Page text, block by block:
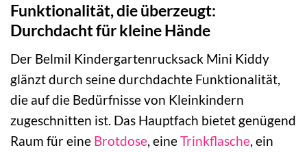
Funktionalität, die überzeugt:
Durchdacht für kleine Hände
Der Belmil Kindergartenrucksack Mini Kiddy
glänzt durch seine durchdachte Funktionalität,
die auf die Bedürfnisse von Kleinkindern
zugeschnitten ist. Das Hauptfach bietet genügend
Raum für eine Brotdose, eineTrinkflasche, ein